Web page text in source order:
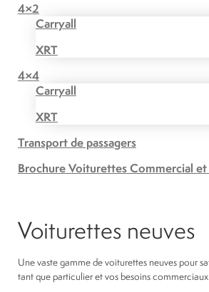
4×2
Carryall
XRT
4×4
Carryall
XRT
Transport de passagers
Brochure Voiturettes Commercial
Voiturettes neuves
Une vaste gamme de voiturettes neuves pour
tant que particulier et vos besoins commerciaux.